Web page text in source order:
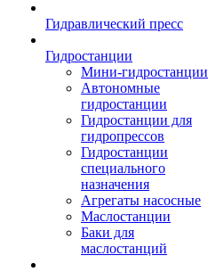
Гидравлический пресс
Гидростанции
Мини-гидростанции
Автономные
гидростанции
Гидростанции для
гидропрессов
Гидростанции
специального
назначения
Агрегаты насосные
Маслостанции
Баки для
маслостанций